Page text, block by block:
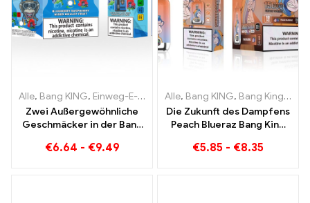
Alle, Bang KING, Einweg-E-Zigaretten Litauen ,Einweg-E-
Zwei Außergewöhnliche
Geschmäcker in der Bang
Zigarette Blueberry
€6.64 - €9.49
Alle, Bang KING, Bang King Smart Screen 15000 Puff
Die Zukunft des Dampfens
Peach Blueraz Bang King
€5.85 - €8.35